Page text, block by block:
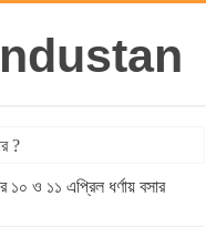
?
১০ ও ১১ এপ্রিল ধর্ণায় বসার